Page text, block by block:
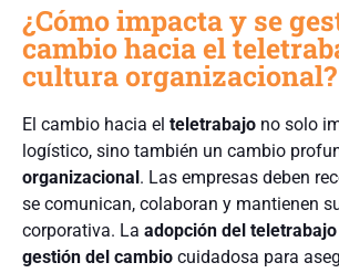
¿Cómo impacta y se
cambio hacia el
cultura organizacional?
El cambio hacia el teletrabajo no solo
logístico, sino también un cambio
organizacional. Las empresas deben
se comunican, colaboran y mantienen
corporativa. La adopción del
gestión del cambio cuidadosa para